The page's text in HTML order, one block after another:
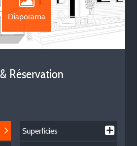
Diaporama
Réservation
Superficies